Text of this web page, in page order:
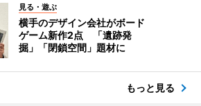
見る・遊ぶ
横手のデザイン会社がボード
ゲーム新作2点 「遺跡発
掘」「閉鎖空間」題材に
もっと見る